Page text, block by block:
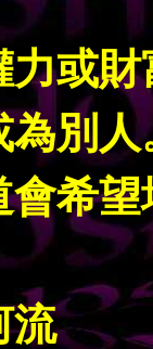
力或
別人
希
流